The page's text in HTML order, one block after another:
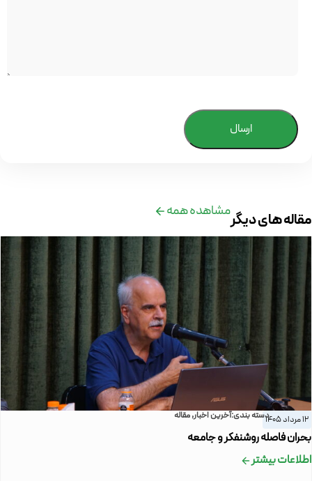
ارسال
مقاله های دیگرمشاهده همه
12 مرداد 1405 دسته بندی:آخرین اخبار,مقاله
بحران فاصله روشنفکر و جامعه
اطلاعات بیشتر